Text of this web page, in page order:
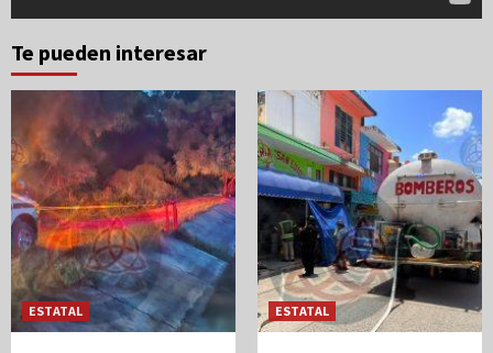
Te pueden interesar
ESTATAL ESTATAL